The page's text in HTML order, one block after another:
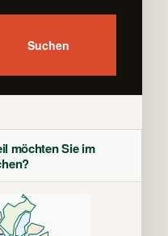
Suchen
möchten Sie im